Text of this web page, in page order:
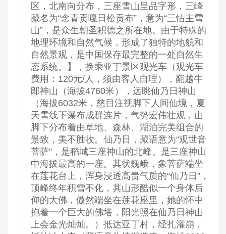
区，北南向分布，三座雪山呈品字形，三峰
藏名为“念青贡嘎日松贡布”，意为“三怙主雪
山”，是众生朝圣积德之所在地。由于特殊的
地理环境和自然气候，形成了独特的地貌和
自然景观，是中国保存最完整的一处自然生
态系统。】，换乘亚丁景区观光车（观光车
费用：120元/人，须由客人自理），翻越牛
郎神山（海拔4760米），远眺仙乃日神山
（海拔6032米，慈目注视脚下人间仙境，夏
天雪线下瀑布成群连片，气势宏伟壮观，山
脚下分布着由草地、森林、湖泊完美组合的
景致，美不胜收。仙乃日，藏语意为“观世音
菩萨”，是稻城三座神山的北峰。是三座神山
中海拔最高的一座。其状巍峨，象菩萨端坐
在莲花台上，浑身浸透高贵气质的“仙乃日”，
顶峰终年积雪不化，其山形酷似一个身体后
仰的大佛，傲然端坐在莲花座里，她的怀中
抱着一个巨大的佛塔，阳光照在仙乃日神山
上会金光灿灿。）抵达亚丁村，经扎灌崩，